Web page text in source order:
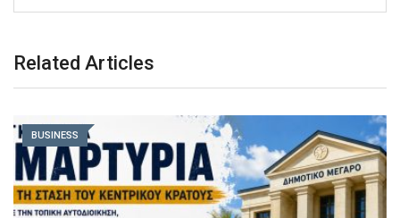
Related Articles
BUSINESS